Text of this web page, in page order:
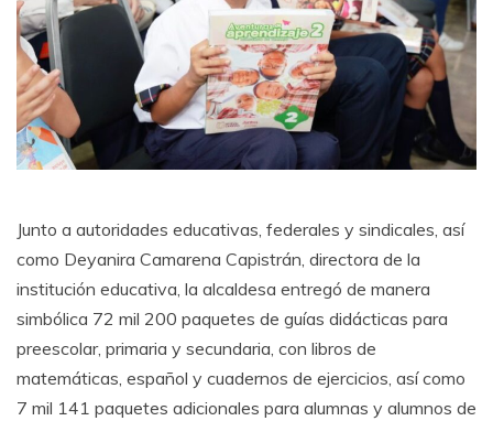
Junto a autoridades educativas, federales y sindicales, así
como Deyanira Camarena Capistrán, directora de la
institución educativa, la alcaldesa entregó de manera
simbólica 72 mil 200 paquetes de guías didácticas para
preescolar, primaria y secundaria, con libros de
matemáticas, español y cuadernos de ejercicios, así como
7 mil 141 paquetes adicionales para alumnas y alumnos de